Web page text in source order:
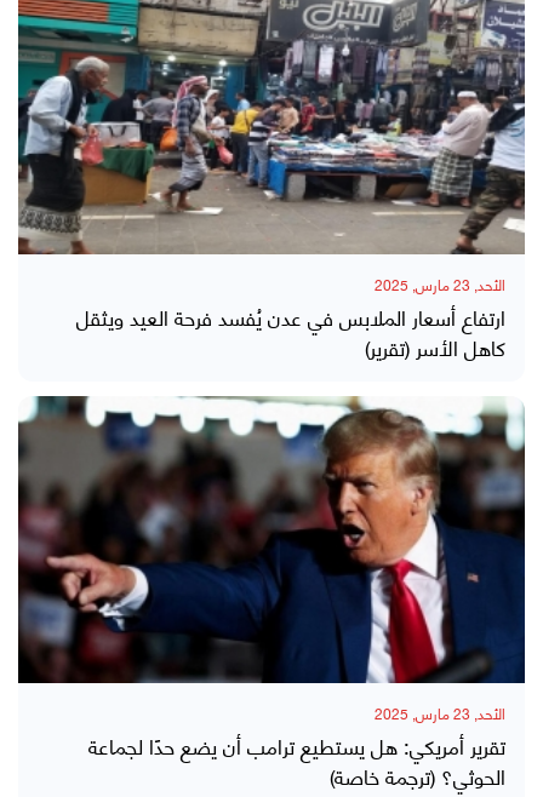
الأحد, 23 مارس, 2025
ارتفاع أسعار الملابس في عدن يُفسد فرحة العيد ويثقل
كاهل الأسر (تقرير)
الأحد, 23 مارس, 2025
تقرير أمريكي: هل يستطيع ترامب أن يضع حدًا لجماعة
الحوثي؟ (ترجمة خاصة)